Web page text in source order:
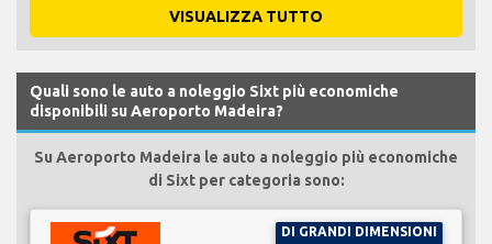
VISUALIZZA TUTTO
Quali sono le auto a noleggio Sixt più economiche
disponibili su Aeroporto Madeira?
Su Aeroporto Madeira le auto a noleggio più economiche
di Sixt per categoria sono:
DI GRANDI DIMENSIONI